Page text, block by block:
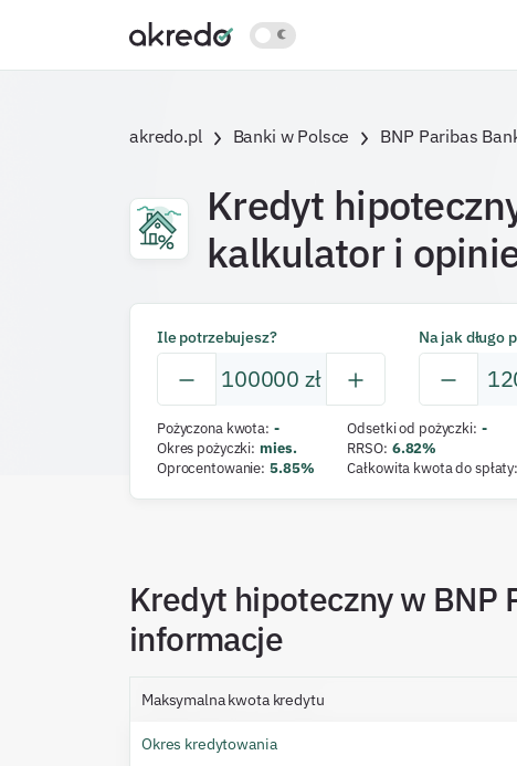
akredo.pl Banki w Polsce BNP Paribas
Kredyt
kalkulator i
Ile potrzebujesz?
100000 zł
Na jak długo
Pożyczona kwota: -
Okres pożyczki: mies.
Oprocentowanie: 5.85%
Odsetki od pożyczki: -
RRSO: 6.82%
Całkowita kwota do spłaty:
Kredyt hipoteczny w BNP
informacje
Maksymalna kwota kredytu
Okres kredytowania